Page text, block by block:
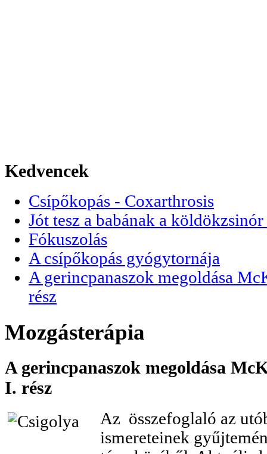
Kedvencek
Csípőkopás - Coxarthrosis
Jót tesz a babának a
Fókuszolás
A csípőkopás gyógytornája
A gerincpanaszok megoldása
rész
Mozgásterápia
A gerincpanaszok megoldása
I. rész
Az összefoglaló az
ismereteinek